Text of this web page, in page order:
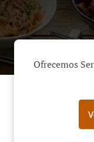
Ofrecemos